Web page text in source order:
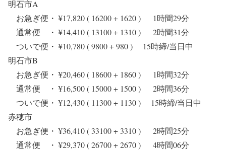
明石市A
お急ぎ便・ ¥17,820 ( 16200 + 1620 ) 1時間29分
通常便 ・ ¥14,410 ( 13100 + 1310 ) 2時間31分
ついで便・ ¥10,780 ( 9800 + 980 ) 15時締/当日中
明石市B
お急ぎ便・ ¥20,460 ( 18600 + 1860 ) 1時間32分
通常便 ・ ¥16,500 ( 15000 + 1500 ) 2時間36分
ついで便・ ¥12,430 ( 11300 + 1130 ) 15時締/当日中
赤穂市
お急ぎ便・ ¥36,410 ( 33100 + 3310 ) 2時間25分
通常便 ・ ¥29,370 ( 26700 + 2670 ) 4時間06分